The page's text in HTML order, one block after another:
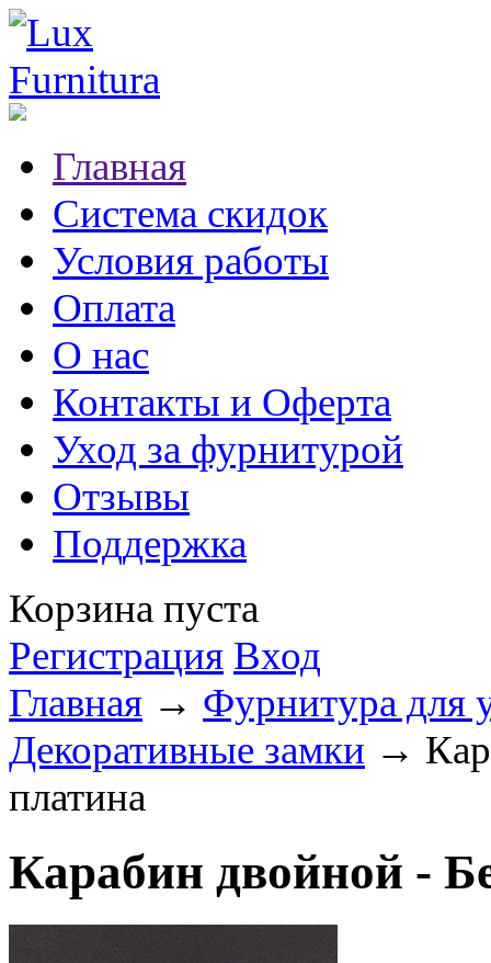
Главная
Система скидок
Условия работы
Оплата
О нас
Контакты и Оферта
Уход за фурнитурой
Отзывы
Поддержка
Корзина пуста
Регистрация Вход
Главная → Фурнитура для
Декоративные замки →
платина
Карабин двойной -